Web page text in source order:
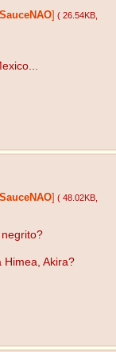
SauceNAO ( 26.54KB
SauceNAO ( 48.02KB
Himea, Akira?